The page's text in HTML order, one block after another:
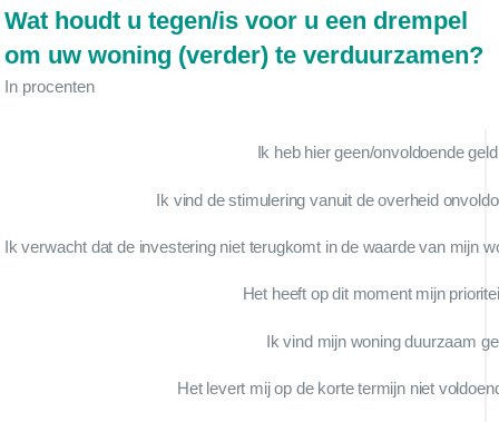
Wat houdt u tegen/is voor u een drempel
om uw woning (verder) te verduurzamen?
In procenten
Ik heb hier geen/onvoldoende
Ik vind de stimulering vanuit de overheid
Ik verwacht dat de investering niet terugkomt in de waarde van mijn
Het heeft op dit moment mijn
Ik vind mijn woning duurzaam
Het levert mij op de korte termijn niet